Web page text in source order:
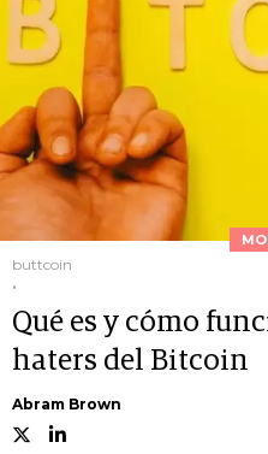
buttcoin
.
Qué es y cómo
haters del Bitcoin
Abram Brown